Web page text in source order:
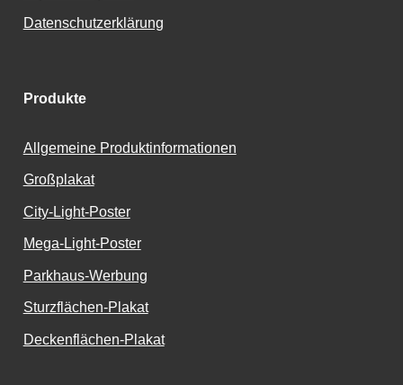
Datenschutzerklärung
Produkte
Allgemeine Produktinformationen
Großplakat
City-Light-Poster
Mega-Light-Poster
Parkhaus-Werbung
Sturzflächen-Plakat
Deckenflächen-Plakat